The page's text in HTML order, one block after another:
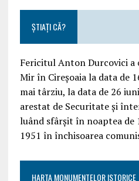
ȘTIAȚI CĂ?
Fericitul Anton Durcovici
Mir în Cireșoaia la data de
mai târziu, la data de 26
arestat de Securitate și
luând sfârșit în noaptea de
1951 în închisoarea
HARTA MONUMENTELOR ISTORICE